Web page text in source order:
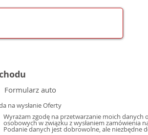
Formularz auto
na wysłanie Oferty
Wyrażam zgodę na przetwarzanie moich
osobowych w związku z wysłaniem zamówienia
Podanie danych jest dobrowolne, ale niezbędne